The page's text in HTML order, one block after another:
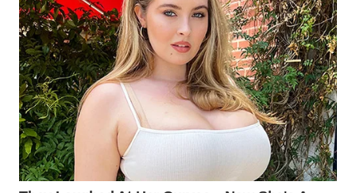
SUKABUMI
WN
PURWAKARTA
WN
PRIANGAN
TIMUR
WN